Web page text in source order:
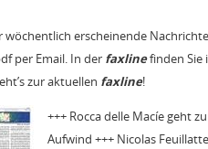
erscheinende
per Email. In der faxlinefinden Sie
zur aktuellen faxline!
+++ Rocca delle Macíe geht
Aufwind +++ Nicolas